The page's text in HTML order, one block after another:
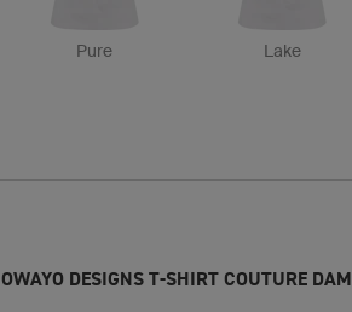
Pure Lake
OWAYO DESIGNS T-SHIRT COUTURE